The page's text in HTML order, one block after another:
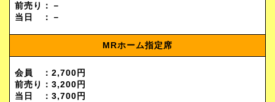
前売り：－
当日 ：－
MRホーム指定席
会員 ：2,700円
前売り：3,200円
当日 ：3,700円